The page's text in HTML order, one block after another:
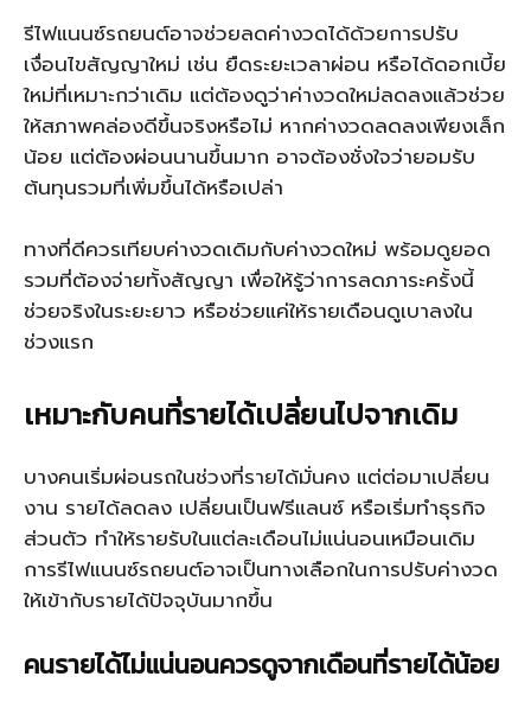
รีไฟแนนซ์รถยนต์อาจช่วยลดค่างวดได้ด้วยการปรับ
เงื่อนไขสัญญาใหม่ เช่น ยืดระยะเวลาผ่อน หรือได้ดอกเบี้ย
ใหม่ที่เหมาะกว่าเดิม แต่ต้องดูว่าค่างวดใหม่ลดลงแล้วช่วย
ให้สภาพคล่องดีขึ้นจริงหรือไม่ หากค่างวดลดลงเพียงเล็ก
น้อย แต่ต้องผ่อนนานขึ้นมาก อาจต้องชั่งใจว่ายอมรับ
ต้นทุนรวมที่เพิ่มขึ้นได้หรือเปล่า
ทางที่ดีควรเทียบค่างวดเดิมกับค่างวดใหม่ พร้อมดูยอด
รวมที่ต้องจ่ายทั้งสัญญา เพื่อให้รู้ว่าการลดภาระครั้งนี้
ช่วยจริงในระยะยาว หรือช่วยแค่ให้รายเดือนดูเบาลงใน
ช่วงแรก
เหมาะกับคนที่รายได้เปลี่ยนไปจากเดิม
บางคนเริ่มผ่อนรถในช่วงที่รายได้มั่นคง แต่ต่อมาเปลี่ยน
งาน รายได้ลดลง เปลี่ยนเป็นฟรีแลนซ์ หรือเริ่มทำธุรกิจ
ส่วนตัว ทำให้รายรับในแต่ละเดือนไม่แน่นอนเหมือนเดิม
การรีไฟแนนซ์รถยนต์อาจเป็นทางเลือกในการปรับค่างวด
ให้เข้ากับรายได้ปัจจุบันมากขึ้น
คนรายได้ไม่แน่นอนควรดูจากเดือนที่รายได้น้อย